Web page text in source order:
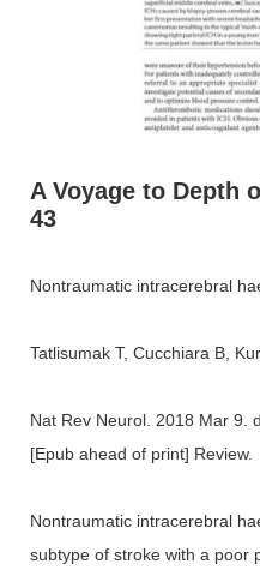
A Voyage to Depth
43
Nontraumatic intracerebral
Tatlisumak T, Cucchiara B,
Nat Rev Neurol. 2018 Mar 9.
[Epub ahead of print] Review.
Nontraumatic intracerebral
subtype of stroke with a poor